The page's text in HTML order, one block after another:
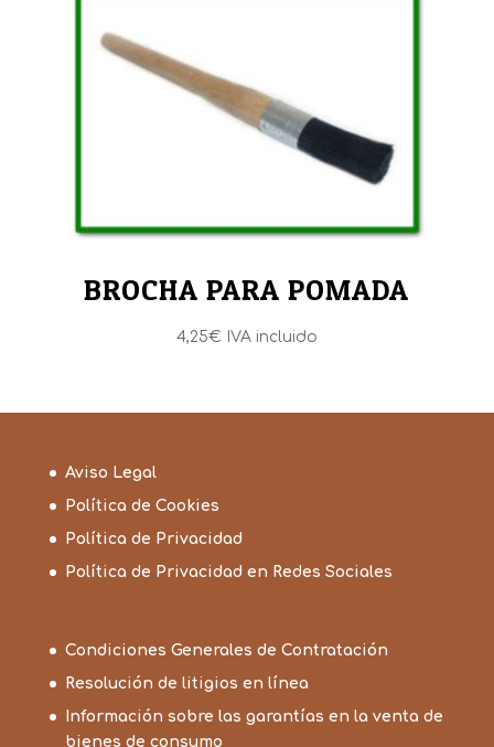
BROCHA PARA POMADA
4,25€ IVA incluido
Aviso Legal
Política de Cookies
Política de Privacidad
Política de Privacidad en Redes Sociales
Condiciones Generales de Contratación
Resolución de litigios en línea
Información sobre las garantías en la venta de
bienes de consumo